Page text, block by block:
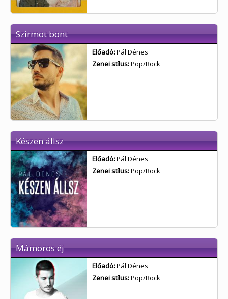
Szirmot bont
Előadó:Pál Dénes
Zenei stílus:Pop/Rock
Készen állsz
Előadó:Pál Dénes
Zenei stílus:Pop/Rock
Mámoros éj
Előadó:Pál Dénes
Zenei stílus:Pop/Rock